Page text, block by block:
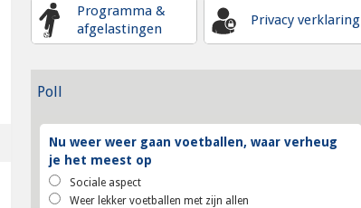
Programma &
afgelastingen
Privacy verklaring
Poll
Nu weer weer gaan voetballen, waar verheug
je het meest op
Sociale aspect
Weer lekker voetballen met zijn allen